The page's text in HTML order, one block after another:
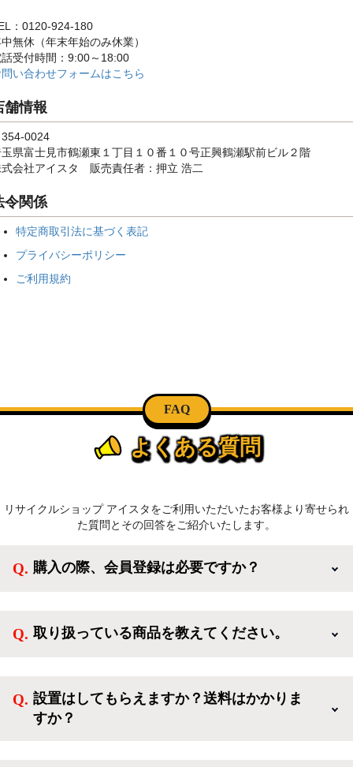
：0120-924-180
無休（年末年始のみ休業）
受付時間：9:00～18:00
い合わせフォームはこちら
舗情報
0024
県富士見市鶴瀬東１丁目１０番１０号正興鶴瀬駅前ビル２階
会社アイスタ 販売責任者：押立 浩二
令関係
特定商取引法に基づく表記
プライバシーポリシー
ご利用規約
FAQ
よくある質問
リサイクルショップ アイスタをご利用いただいたお客様より寄せられ
た質問とその回答をご紹介いたします。
購入の際、会員登録は必要ですか？
方、登録しなくてもカートに商品を入れた後、ログイ
取り扱っている商品を教えてください。
活を応援するような家電セットから、季節・空調家
電、調理家電、生活家電まで、幅広く中古家電を取り
設置はしてもらえますか？送料はかかりま
すか？